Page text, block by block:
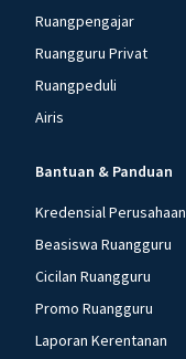
Ruangpengajar
Ruangguru Privat
Ruangpeduli
Airis
Bantuan & Panduan
Kredensial Perusahaan
Beasiswa Ruangguru
Cicilan Ruangguru
Promo Ruangguru
Laporan Kerentanan